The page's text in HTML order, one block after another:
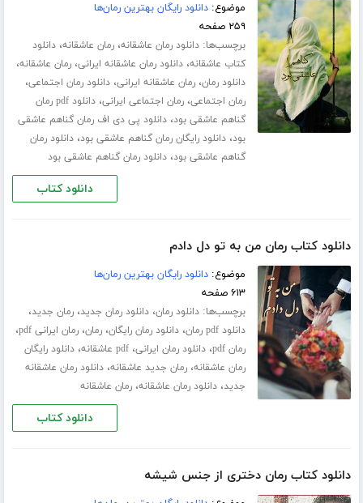
موضوع:دانلود رایگان بهترین رمان‌ها
۲۵۹ صفحه
برچسب‌ها:دانلود رمان عاشقانه،رمان عاشقانه،دانلود
کتاب عاشقانه،دانلود رمان عاشقانه ایرانی،رمان عاشقانه،
دانلود رمان،رمان عاشقانه ایرانی،دانلود رمان اجتماعی،
رمان اجتماعی،رمان اجتماعی ایرانی،
دانلود pdf رمان
گناهم عاشقی بود،دانلود پی دی اف رمان گناهم عاشقی
بود،دانلود رایگان رمان گناهم عاشقی بود،دانلود رمان
گناهم عاشقی بود،دانلود رمان گناهم عاشقی بود
دانلود کتاب
دانلود کتاب رمان من به تو دل دادم
موضوع:دانلود رایگان بهترین رمان‌ها
۶۱۳ صفحه
برچسب‌ها:دانلود رمان،دانلود رمان جدید،رمان جدید،
دانلود pdf رمان ،دانلود رمان رایگان،رمان،رمان ایرانی pdf ،
رمان pdf ،دانلود رمان ایرانی،pdf عاشقانه ،دانلود رایگان
رمان عاشقانه،رمان جدید عاشقانه،دانلود رمان عاشقانه
جدید،دانلود رمان عاشقانه،رمان عاشقانه
دانلود کتاب
دانلود کتاب رمان دختری از جنس شیشه